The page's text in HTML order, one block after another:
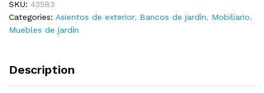
blanco
quantity
SKU: 43583
Categories: Asientos de exterior, Bancos de jardín, Mobiliario,
Muebles de jardín
Description